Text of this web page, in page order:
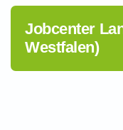
Jobcenter
Westfalen)